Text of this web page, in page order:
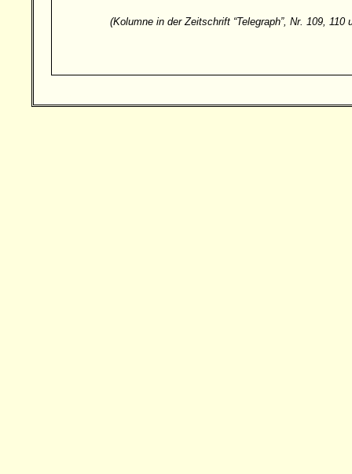
(Kolumne in der Zeitschrift “Telegraph”, Nr. 109, 110